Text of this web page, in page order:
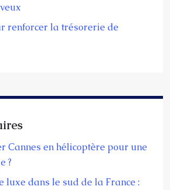
renforcer la trésorerie de
Cannes en hélicoptère pour une
?
luxe dans le sud de la France :